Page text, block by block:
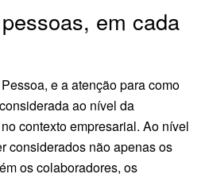
em cada
e a atenção para como
ao nível da
contexto empresarial. Ao nível
considerados não apenas os
os colaboradores, os